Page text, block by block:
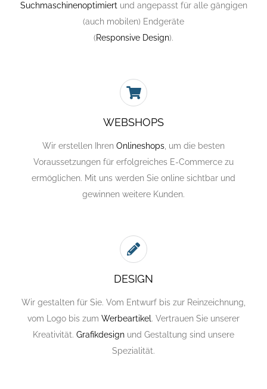
Suchmaschinenoptimiert und angepasst für alle gängigen
(auch mobilen) Endgeräte
(Responsive Design).
WEBSHOPS
Wir erstellen Ihren Onlineshops , um die besten
Voraussetzungen für erfolgreiches E-Commerce zu
ermöglichen. Mit uns werden Sie online sichtbar und
gewinnen weitere Kunden.
DESIGN
Wir gestalten für Sie. Vom Entwurf bis zur Reinzeichnung,
vom Logo bis zum Werbeartikel . Vertrauen Sie unserer
Kreativität. Grafikdesign und Gestaltung sind unsere
Spezialität.